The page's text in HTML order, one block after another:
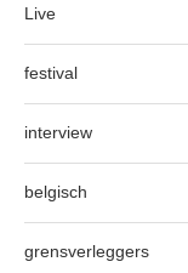
Live
festival
interview
belgisch
grensverleggers